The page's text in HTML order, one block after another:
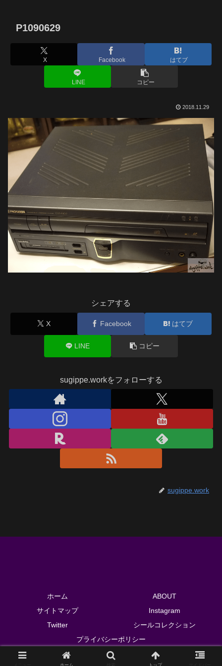
P1090629
X Facebook はてブ
LINE コピー
2018.11.29
シェアする
X Facebook はてブ
LINE コピー
sugippe.workをフォローする
sugippe.work
ホーム
ABOUT
サイトマップ
Instagram
Twitter
シールコレクション
プライバシーポリシー
© 2018 sugippe.work.
ホーム トップ